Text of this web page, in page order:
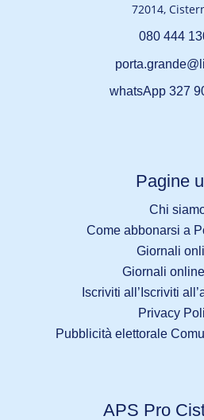
72014,
080 444
whatsApp 327
Pagine
Chi
Come abbonarsi a
Giornali
Giornali
Iscriviti all’Iscriviti
Privacy
Pubblicità elettorale
APS Pro